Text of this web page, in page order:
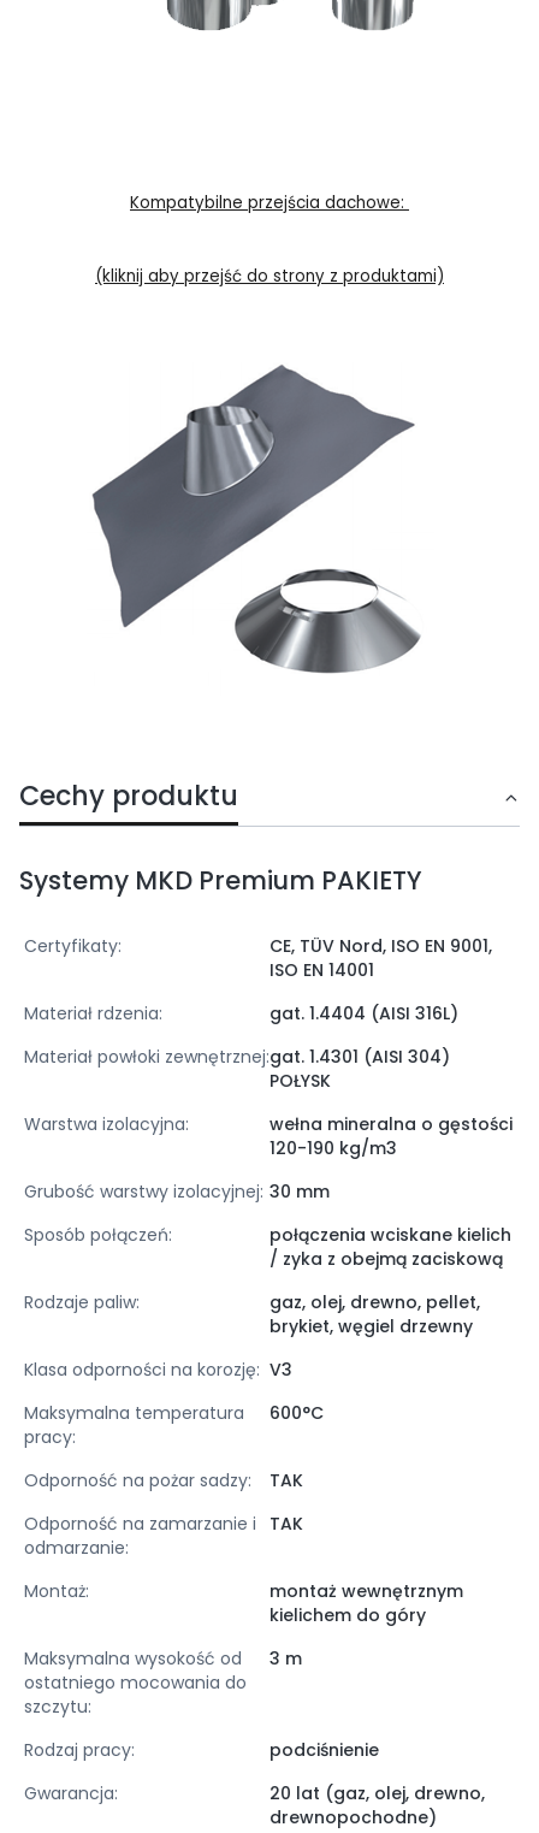
Kompatybilne przejścia dachowe:
(kliknij aby przejść do strony z produktami)
Cechy produktu
Systemy MKD Premium PAKIETY
Certyfikaty:
CE, TÜV Nord, ISO EN 9001,
ISO EN 14001
Materiał rdzenia:
gat. 1.4404 (AISI 316L)
Materiał powłoki zewnętrznej:gat. 1.4301 (AISI 304)
POŁYSK
Warstwa izolacyjna:
wełna mineralna o gęstości
120-190 kg/m3
Grubość warstwy izolacyjnej: 30 mm
Sposób połączeń:
połączenia wciskane kielich
/ zyka z obejmą zaciskową
Rodzaje paliw:
gaz, olej, drewno, pellet,
brykiet, węgiel drzewny
Klasa odporności na korozję: V3
Maksymalna temperatura
pracy:
600°C
Odporność na pożar sadzy:
TAK
Odporność na zamarzanie i
odmarzanie:
TAK
Montaż:
montaż wewnętrznym
kielichem do góry
Maksymalna wysokość od
ostatniego mocowania do
szczytu:
3 m
Rodzaj pracy:
podciśnienie
Gwarancja:
20 lat (gaz, olej, drewno,
drewnopochodne)